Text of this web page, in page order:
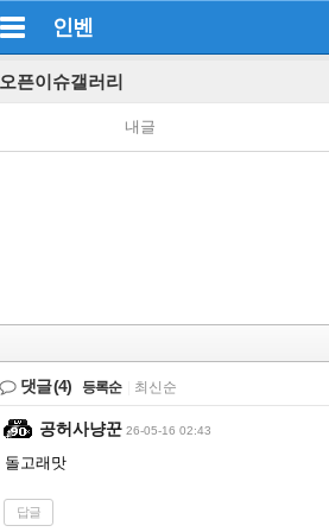
인벤
오픈이슈갤러리
내글
댓글(4) 등록순 최신순
공허사냥꾼 26-05-16 02:43
돌고래맛
답글